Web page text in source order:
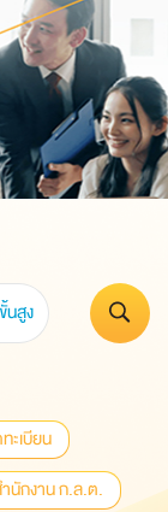
นสูง
เบียน
นักงาน ก.ล.ต.